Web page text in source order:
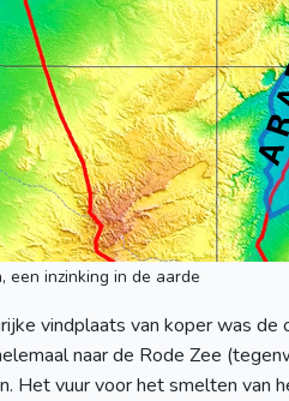
een inzinking in de aarde
vindplaats van koper was de
naar de Rode Zee
Het vuur voor het smelten van